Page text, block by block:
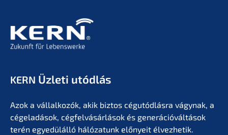
KERN Üzleti utódlás
Azok a vállal­ko­zók, akik biztos cégutód­lás­ra vágynak, a
cégela­dá­sok, cégfel­vá­sár­lá­sok és generá­ció­vál­tá­sok
terén egyedülál­ló hálóza­tunk előny­eit élvez­he­tik.